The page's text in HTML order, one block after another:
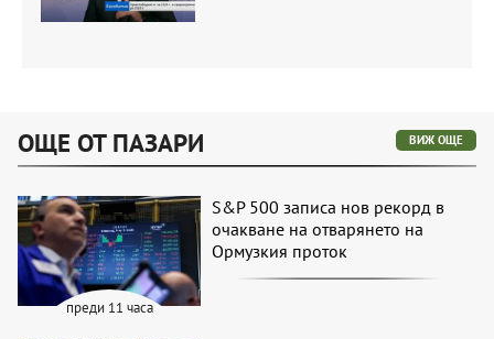
ОЩЕ ОТ ПАЗАРИ ВИЖ ОЩЕ
преди 11 часа
S&P 500 записа нов рекорд в
очакване на отварянето на
Ормузкия проток